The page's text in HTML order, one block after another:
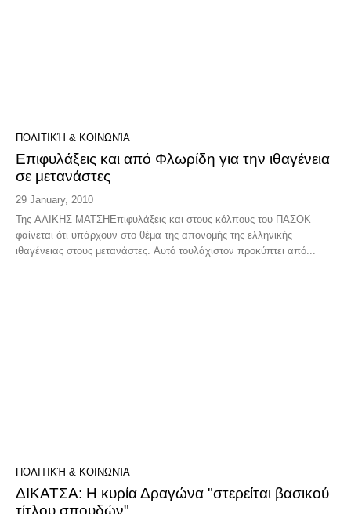
ΠΟΛΙΤΙΚΉ & ΚΟΙΝΩΝΊΑ
Επιφυλάξεις και από Φλωρίδη για την ιθαγένεια
σε μετανάστες
29 January, 2010
Της ΑΛΙΚΗΣ ΜΑΤΣΗΕπιφυλάξεις και στους κόλπους του ΠΑΣΟΚ
φαίνεται ότι υπάρχουν στο θέμα της απονομής της ελληνικής
ιθαγένειας στους μετανάστες. Αυτό τουλάχιστον προκύπτει από...
ΠΟΛΙΤΙΚΉ & ΚΟΙΝΩΝΊΑ
ΔΙΚΑΤΣΑ: Η κυρία Δραγώνα "στερείται βασικού
τίτλου σπουδών"